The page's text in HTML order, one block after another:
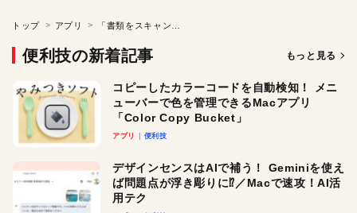
トップ アプリ
便利技の新着記事 もっと見る
コピーしたカラーコードを自動検知！ メニ
ューバーで色を管理できるMacアプリ
「Color Copy Bucket」
アプリ 便利技
デザインセンスはAIで補う！ Geminiを使え
ば問題点が浮き彫りに⁉︎／Macで速攻！AI活
用テク